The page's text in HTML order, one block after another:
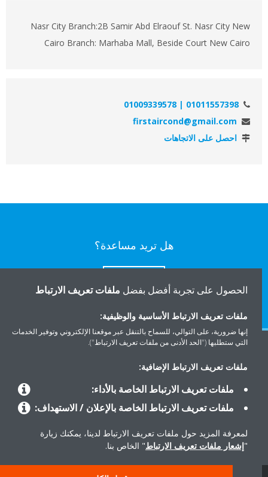
Nasr City Branch:2B Samir Abd Elraouf St. Nasr City New
Cairo Branch: Marhaba Mall, Beside Court New Cairo
01011557398 | 01009339578
firstaircond@gmail.com
احصل على الاتجاهات
هل تريد مساعدة؟
حول دايكن
الحصول على تجربة أفضل بفضل ملفات تعريف الارتباط
ملفات تعريف الارتباط الأساسية والوظيفية:
إنها ضرورية، على التوالي، للسماح بالتنقل عبر موقعنا الإلكتروني وتوفير الخدمات
التي ستطلبها ("الحد الأدنى من ملفات تعريف الارتباط").
ملفات تعريف الارتباط الإضافية:
ملفات تعريف الارتباط الخاصة بالأداء:
ملفات تعريف الارتباط الخاصة بالإعلان / الاستهداف:
لمعرفة المزيد حول ملفات تعريف الارتباط لدينا، يمكنك زيارة
إشعار ملفات تعريف الارتباط" الخاص بنا.